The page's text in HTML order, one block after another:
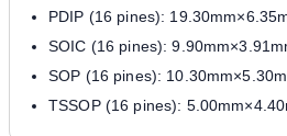
PDIP (16 pines):
SOIC (16 pines):
SOP (16 pines):
TSSOP (16 pines):